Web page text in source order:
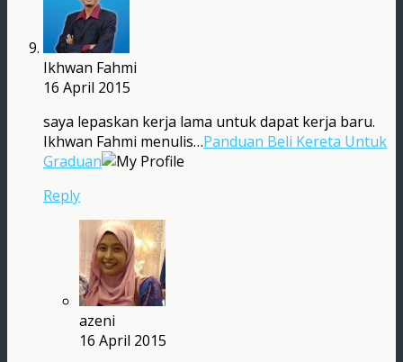
Ikhwan Fahmi
16 April 2015
saya lepaskan kerja lama untuk dapat kerja baru.
Ikhwan Fahmi menulis…Panduan Beli Kereta Untuk
Graduan
Reply
azeni
16 April 2015